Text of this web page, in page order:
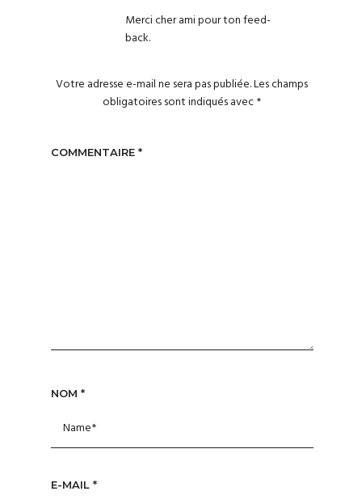
Merci cher ami pour ton feed-
back.
Votre adresse e-mail ne sera pas publiée.Les champs
obligatoires sont indiqués avec*
COMMENTAIRE *
NOM *
E-MAIL *